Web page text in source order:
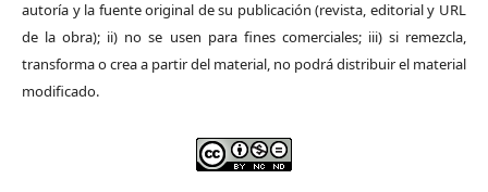
autoría y la fuente original de su publicación (revista, editorial y URL
de la obra); ii) no se usen para fines comerciales; iii) si remezcla,
transforma o crea a partir del material, no podrá distribuir el material
modificado.